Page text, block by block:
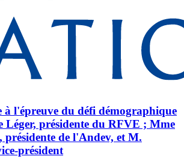
à l'épreuve du défi démographique
Léger, présidente du RFVE ; Mme
présidente de l'Andev, et M.
président